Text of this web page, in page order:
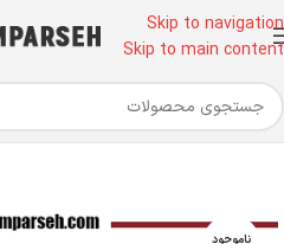
Skip to navigation
Skip to main content
خانه تجهیزات تعویض گلس گلس- تاچ - OCA
ناموجود